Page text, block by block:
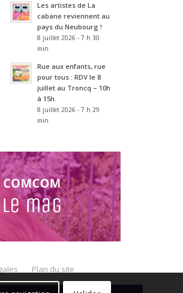
Les artistes de La
cabane reviennent au
pays du Neubourg !
8 juillet 2026 - 7 h 30
min
Rue aux enfants, rue
pour tous : RDV le 8
juillet au Troncq – 10h
à 15h.
8 juillet 2026 - 7 h 29
min
Plan du site